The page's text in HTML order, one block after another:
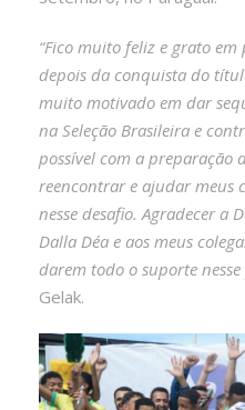
“Fico muito feliz e grato
depois da conquista do
muito motivado em dar
na Seleção Brasileira e
possível com a preparação
reencontrar e ajudar meus
nesse desafio. Agradecer a
Dalla Déa e aos meus
darem todo o suporte nesse
Gelak.